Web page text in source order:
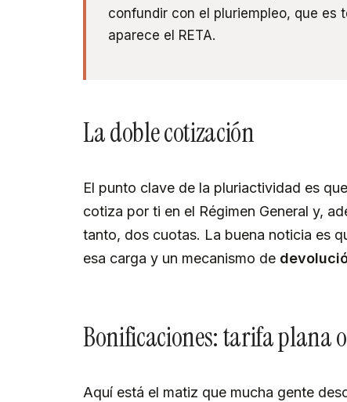
confundir con el pluriempleo, que es
aparece el RETA.
La doble cotización
El punto clave de la pluriactividad es
cotiza por ti en el Régimen General y,
tanto, dos cuotas. La buena noticia es
esa carga y un mecanismo de
Bonificaciones: tarifa plana
Aquí está el matiz que mucha gente